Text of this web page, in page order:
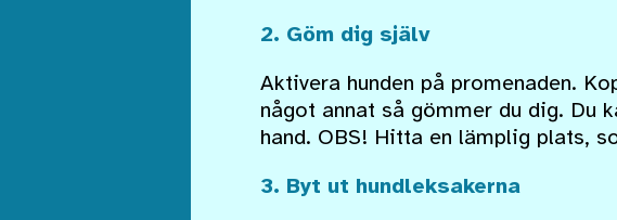
2. Göm dig själv
Aktivera hunden på promenaden.
något annat så gömmer du dig. Du
hand. OBS! Hitta en lämplig plats,
3. Byt ut hundleksakerna